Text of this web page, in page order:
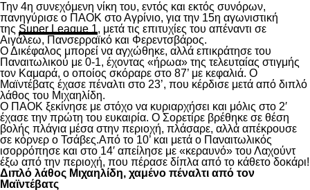
Την 4η συνεχόμενη νίκη του, εντός και εκτός συνόρων,
πανηγύρισε ο ΠΑΟΚ στο Αγρίνιο, για την 15η αγωνιστική
της Super League 1, μετά τις επιτυχίες του απέναντι σε
Αιγάλεω, Πανσερραϊκό και Φερεντσβάρος.
Ο Δικέφαλος μπορεί να αγχώθηκε, αλλά επικράτησε του
Παναιτωλικού με 0-1, έχοντας «ήρωα» της τελευταίας στιγμής
τον Καμαρά, ο οποίος σκόραρε στο 87’ με κεφαλιά. Ο
Μαϊντέβατς έχασε πέναλτι στο 23’, που κέρδισε μετά από διπλό
λάθος του Μιχαηλίδη.
Ο ΠΑΟΚ ξεκίνησε με στόχο να κυριαρχήσει και μόλις στο 2′
έχασε την πρώτη του ευκαιρία. Ο Σορετίρε βρέθηκε σε θέση
βολής πλάγια μέσα στην περιοχή, πλάσαρε, αλλά απέκρουσε
σε κόρνερ ο Τσάβες.Από το 10’ και μετά ο Παναιτωλικός
ισορρόπησε και στο 14′ απείλησε με «κεραυνό» του Λαχούντ
έξω από την περιοχή, που πέρασε δίπλα από το κάθετο δοκάρι!
Διπλό λάθος Μιχαηλίδη, χαμένο πέναλτι από τον
Μαϊντέβατς